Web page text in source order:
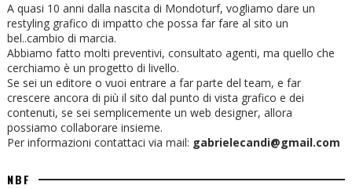
A quasi 10 anni dalla nascita di Mondoturf, vogliamo dare un
restyling grafico di impatto che possa far fare al sito un
bel..cambio di marcia.
Abbiamo fatto molti preventivi, consultato agenti, ma quello che
cerchiamo è un progetto di livello.
Se sei un editore o vuoi entrare a far parte del team, e far
crescere ancora di più il sito dal punto di vista grafico e dei
contenuti, se sei semplicemente un web designer, allora
possiamo collaborare insieme.
Per informazioni contattaci via mail: gabrielecandi@gmail.com
NBF